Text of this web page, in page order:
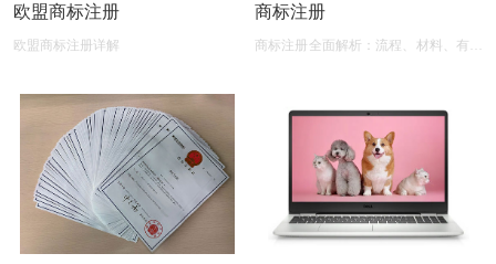
欧盟商标注册
欧盟商标注册详解
商标注册
商标注册全面解析：流程、材料、有效